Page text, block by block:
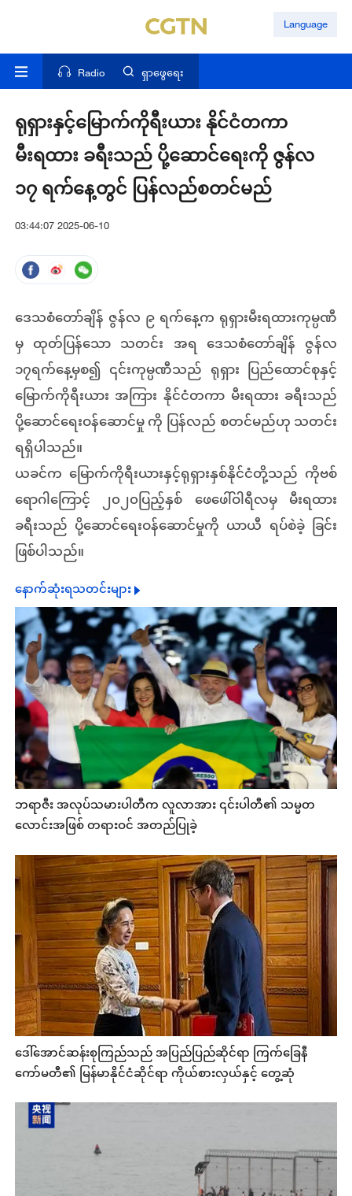
Language
Radio ရှာဖွေရေး
ရုရှားနှင့်မြောက်ကိုရီးယား နိုင်ငံတကာ
မီးရထား ခရီးသည် ပို့ဆောင်ရေးကို ဇွန်လ
၁၇ ရက်နေ့တွင် ပြန်လည်စတင်မည်
03:44:07 2025-06-10
ဒေသစံတော်ချိန် ဇွန်လ ၉ ရက်နေ့က ရုရှားမီးရထားကုမ္ပဏီ
မှ ထုတ်ပြန်သော သတင်း အရ ဒေသစံတော်ချိန် ဇွန်လ
၁၇ရက်နေ့မှစ၍ ၎င်းကုမ္ပဏီသည် ရုရှား ပြည်ထောင်စုနှင့်
မြောက်ကိုရီးယား အကြား နိုင်ငံတကာ မီးရထား ခရီးသည်
ပို့ဆောင်ရေးဝန်ဆောင်မှု ကို ပြန်လည် စတင်မည်ဟု သတင်း
ရရှိပါသည်။
ယခင်က မြောက်ကိုရီးယားနှင့်ရုရှားနှစ်နိုင်ငံတို့သည် ကိုဗစ်
ရောဂါကြောင့် ၂၀၂၀ပြည့်နှစ် ဖေဖေါ်ဝါရီလမှ မီးရထား
ခရီးသည် ပို့ဆောင်ရေးဝန်ဆောင်မှုကို ယာယီ ရပ်စဲခဲ့ ခြင်း
ဖြစ်ပါသည်။
နောက်ဆုံးရသတင်းများ
ဘရာဇီး အလုပ်သမားပါတီက လူလာအား ၎င်းပါတီ၏ သမ္မတ
လောင်းအဖြစ် တရားဝင် အတည်ပြုခဲ့
ဒေါ်အောင်ဆန်းစုကြည်သည် အပြည်ပြည်ဆိုင်ရာ ကြက်ခြေနီ
ကော်မတီ၏ မြန်မာနိုင်ငံဆိုင်ရာ ကိုယ်စားလှယ်နှင့် တွေ့ဆုံ